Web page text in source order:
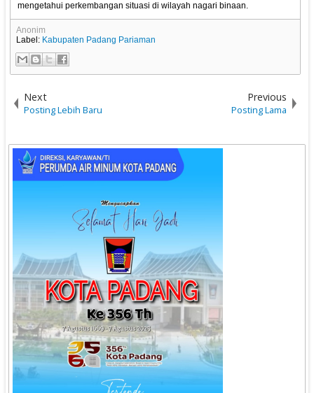
mengetahui perkembangan situasi di wilayah nagari binaan.
Anonim
Label: Kabupaten Padang Pariaman
Next
Posting Lebih Baru
Previous
Posting Lama